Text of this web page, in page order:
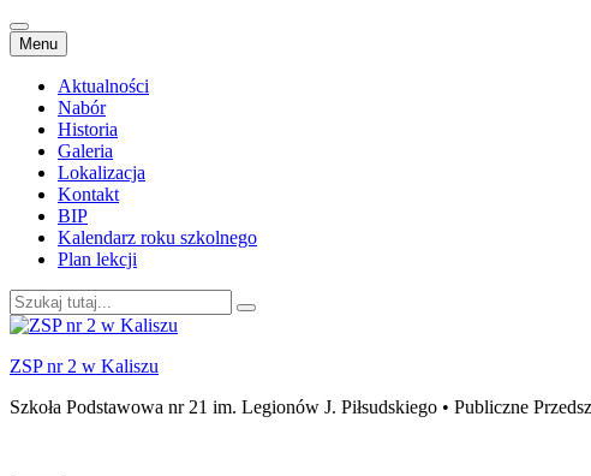
Menu Przejdź
do
treści
Aktualności
Nabór
Historia
Galeria
Lokalizacja
Kontakt
BIP
Kalendarz roku szkolnego
Plan lekcji
Szukaj:
ZSP nr 2 w Kaliszu
Szkoła Podstawowa nr 21 im. Legionów J. Piłsudskiego • Publiczne